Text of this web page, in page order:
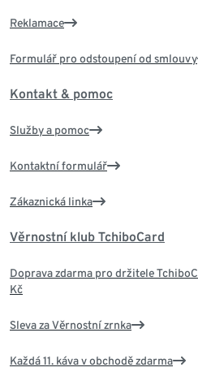
Reklamace
Formulář pro odstoupení od smlouvy
Kontakt & pomoc
Služby a pomoc
Kontaktní formulář
Zákaznická linka
Věrnostní klub TchiboCard
Doprava zdarma pro držitele
Kč
Sleva za Věrnostní zrnka
Každá 11. káva v obchodě zdarma